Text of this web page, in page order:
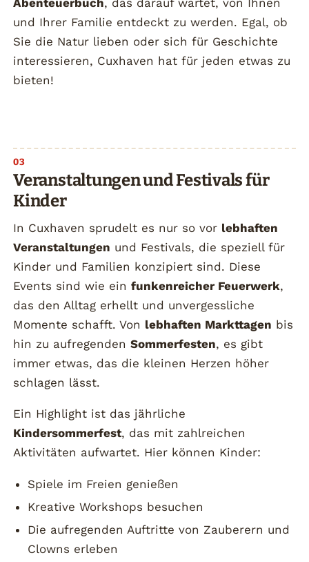
und Ihrer Familie entdeckt zu werden. Egal, ob
Sie die Natur lieben oder sich für Geschichte
interessieren, Cuxhaven hat für jeden etwas zu
bieten!
Veranstaltungen und Festivals für
Kinder
In Cuxhaven sprudelt es nur so vor lebhaften
Veranstaltungen und Festivals, die speziell für
Kinder und Familien konzipiert sind. Diese
Events sind wie einfunkenreicher Feuerwerk,
das den Alltag erhellt und unvergessliche
Momente schafft. Von lebhaften Markttagen bis
hin zu aufregendenSommerfesten, es gibt
immer etwas, das die kleinen Herzen höher
schlagen lässt.
Ein Highlight ist das jährliche
Kindersommerfest, das mit zahlreichen
Aktivitäten aufwartet. Hier können Kinder:
Spiele im Freien genießen
Kreative Workshops besuchen
Die aufregenden Auftritte von Zauberern und
Clowns erleben